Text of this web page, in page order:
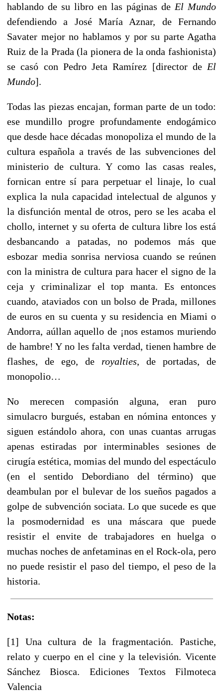
hablando de su libro en las páginas de El Mundo
defendiendo a José María Aznar, de Fernando
Savater mejor no hablamos y por su parte Agatha
Ruiz de la Prada (la pionera de la o­nda fashionista)
se casó con Pedro Jeta Ramírez [director de El
Mundo].
Todas las piezas encajan, forman parte de un todo:
ese mundillo progre profundamente endogámico
que desde hace décadas monopoliza el mundo de la
cultura española a través de las subvenciones del
ministerio de cultura. Y como las casas reales,
fornican entre sí para perpetuar el linaje, lo cual
explica la nula capacidad intelectual de algunos y
la disfunción mental de otros, pero se les acaba el
chollo, internet y su oferta de cultura libre los está
desbancando a patadas, no podemos más que
esbozar media sonrisa nerviosa cuando se reúnen
con la ministra de cultura para hacer el signo de la
ceja y criminalizar el top manta. Es entonces
cuando, ataviados con un bolso de Prada, millones
de euros en su cuenta y su residencia en Miami o
Andorra, aúllan aquello de ¡nos estamos muriendo
de hambre! Y no les falta verdad, tienen hambre de
flashes, de ego, de royalties, de portadas, de
monopolio…
No merecen compasión alguna, eran puro
simulacro burgués, estaban en nómina entonces y
siguen estándolo ahora, con unas cuantas arrugas
apenas estiradas por interminables sesiones de
cirugía estética, momias del mundo del espectáculo
(en el sentido Debordiano del término) que
deambulan por el bulevar de los sueños pagados a
golpe de subvención sociata. Lo que sucede es que
la posmodernidad es una máscara que puede
resistir el envite de trabajadores en huelga o
muchas noches de anfetaminas en el Rock-ola, pero
no puede resistir el paso del tiempo, el peso de la
historia.
Notas:
[1] Una cultura de la fragmentación. Pastiche,
relato y cuerpo en el cine y la televisión. Vicente
Sánchez Biosca. Ediciones Textos Filmoteca
Valencia